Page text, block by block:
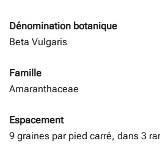
Dénomination botanique
Beta Vulgaris
Famille
Amaranthaceae
Espacement
9 graines par pied carré, dans 3